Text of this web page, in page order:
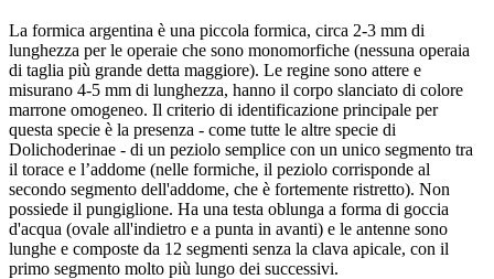
La formica argentina è una piccola formica, circa 2-3 mm di
lunghezza per le operaie che sono monomorfiche (nessuna operaia
di taglia più grande detta maggiore). Le regine sono attere e
misurano 4-5 mm di lunghezza, hanno il corpo slanciato di colore
marrone omogeneo. Il criterio di identificazione principale per
questa specie è la presenza - come tutte le altre specie di
Dolichoderinae - di un peziolo semplice con un unico segmento tra
il torace e l’addome (nelle formiche, il peziolo corrisponde al
secondo segmento dell'addome, che è fortemente ristretto). Non
possiede il pungiglione. Ha una testa oblunga a forma di goccia
d'acqua (ovale all'indietro e a punta in avanti) e le antenne sono
lunghe e composte da 12 segmenti senza la clava apicale, con il
primo segmento molto più lungo dei successivi.